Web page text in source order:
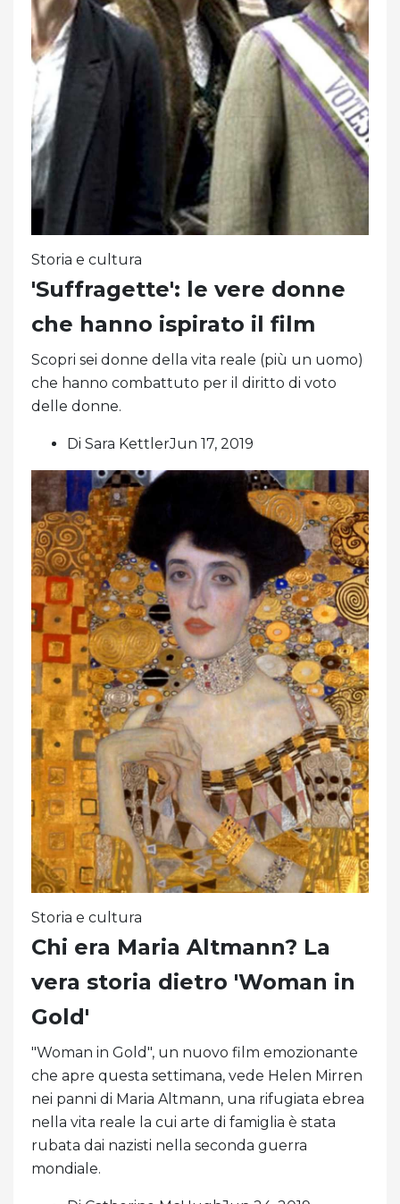
Storia e cultura
'Suffragette': le vere donne
che hanno ispirato il film
Scopri sei donne della vita reale (più un uomo)
che hanno combattuto per il diritto di voto
delle donne.
Di Sara KettlerJun 17, 2019
Storia e cultura
Chi era Maria Altmann? La
vera storia dietro 'Woman in
Gold'
"Woman in Gold", un nuovo film emozionante
che apre questa settimana, vede Helen Mirren
nei panni di Maria Altmann, una rifugiata ebrea
nella vita reale la cui arte di famiglia è stata
rubata dai nazisti nella seconda guerra
mondiale.